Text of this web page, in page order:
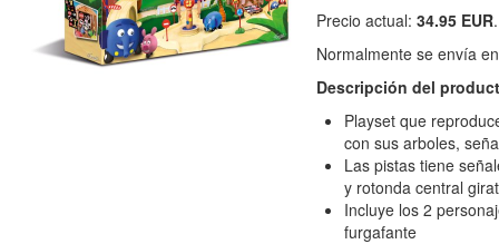
Precio actual: 34.95 EUR.
Normalmente se envía
Descripción del
Playset que
con sus arboles,
Las pistas tiene
y rotonda central
Incluye los 2
furgafante